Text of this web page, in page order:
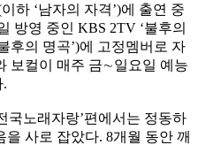
하 ‘남자의 자격’)에 출연 중
방영 중인 KBS 2TV ‘불후의
후의 명곡’)에 고정멤버로 자
보컬이 매주 금∼일요일 예능
.
국노래자랑’편에서는 정동하
사로 잡았다. 8개월 동안 깨